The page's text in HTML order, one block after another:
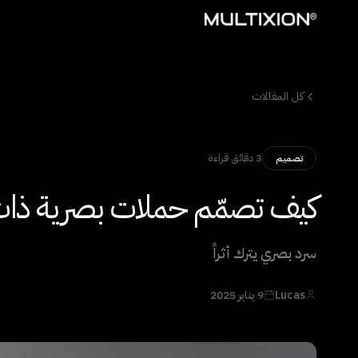
كل المقالات
تصميم 3 دقائق قراءة
كيف تصمّم حملات بصرية
سرد بصري يترك أثراً
Lucas 9 يناير 2025